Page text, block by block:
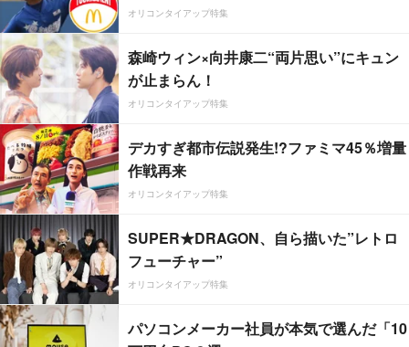
オリコンタイアップ特集
森崎ウィン×向井康二“両片思い”にキュン
が止まらん！
オリコンタイアップ特集
デカすぎ都市伝説発生!?ファミマ45％増量
作戦再来
オリコンタイアップ特集
SUPER★DRAGON、自ら描いた”レトロ
フューチャー”
オリコンタイアップ特集
パソコンメーカー社員が本気で選んだ「10